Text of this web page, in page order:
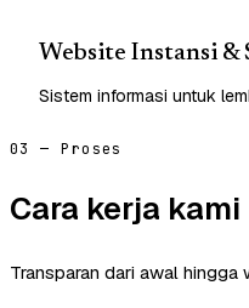
Website Instansi &
Sistem informasi untuk
03 — Proses
Cara kerja kami
Transparan dari awal hingga